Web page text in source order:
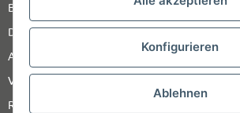
Konfigurieren
Ablehnen
Barrierefreiheitserklärung
Datenschutz
AGB
Versandinformationen
Retour